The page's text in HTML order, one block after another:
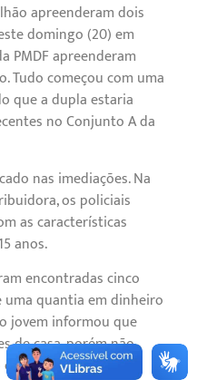
apreenderam dois
domingo (20) em
PMDF apreenderam
Tudo começou com uma
que a dupla estaria
no Conjunto A da
nas imediações. Na
os policiais
as características
anos.
encontradas cinco
uma quantia em dinheiro
jovem informou que
de casa, porém não